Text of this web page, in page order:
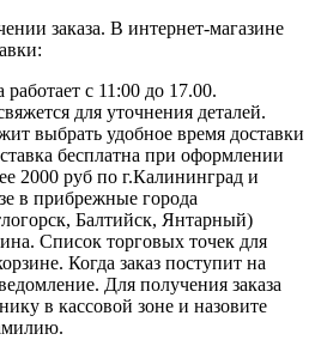
заказа. В интернет-магазине
работает с 11:00 до 17.00.
для уточнения деталей.
выбрать удобное время доставки
бесплатна при оформлении
2000 руб по г.Калининград и
в прибрежные города
Балтийск, Янтарный)
Список торговых точек для
Когда заказ поступит на
Для получения заказа
в кассовой зоне и назовите